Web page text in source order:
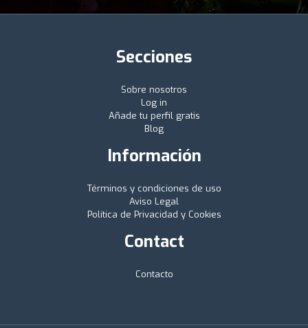
Secciones
Sobre nosotros
Log in
Añade tu perfil gratis
Blog
Información
Términos y condiciones de uso
Aviso Legal
Política de Privacidad y Cookies
Contact
Contacto